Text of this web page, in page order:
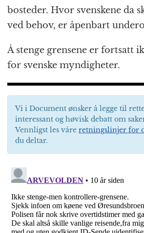
bosteder. Hvor svenskene da
ved behov, er åpenbart
Å stenge grensene er fortsatt
for svenske myndigheter.
Vi i Document ønsker å legge til
interessant og høvisk debatt om
Vennligst les våre retningslinjer for
du deltar.